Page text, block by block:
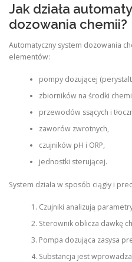
Jak działa
dozowania chemii?
Automatyczny system dozowania
elementów:
pompy dozującej
zbiorników na środki
przewodów ssących i
zaworów zwrotnych,
czujników pH i ORP,
jednostki sterującej.
System działa w sposób ciągły i
Czujniki analizują
Sterownik oblicza dawkę
Pompa dozująca zasysa
Substancja jest